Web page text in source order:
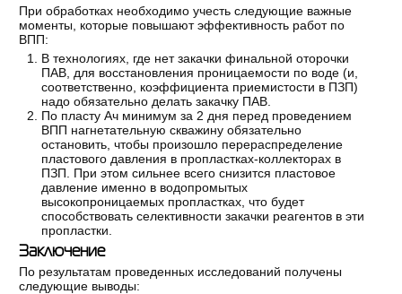
При обработках необходимо учесть следующие важные
моменты, которые повышают эффективность работ по
ВПП:
В технологиях, где нет закачки финальной оторочки
ПАВ, для восстановления проницаемости по воде (и,
соответственно, коэффициента приемистости в ПЗП)
надо обязательно делать закачку ПАВ.
По пласту Ач минимум за 2 дня перед проведением
ВПП нагнетательную скважину обязательно
остановить, чтобы произошло перераспределение
пластового давления в пропластках-коллекторах в
ПЗП. При этом сильнее всего снизится пластовое
давление именно в водопромытых
высокопроницаемых пропластках, что будет
способствовать селективности закачки реагентов в эти
пропластки.
Заключение
По результатам проведенных исследований получены
следующие выводы: